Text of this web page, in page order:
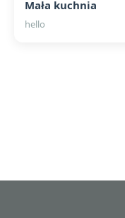
Mała kuchnia
hello